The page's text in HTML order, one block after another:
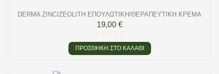
DERMA ZINC/ZEOLITH ΕΠΟΥΛΩΤΙΚΉ/ΘΕΡΑΠΕΥΤΙΚΉ ΚΡΈΜΑ
19,00 €
ΠΡΟΣΘΉΚΗ ΣΤΟ ΚΑΛΆΘΙ